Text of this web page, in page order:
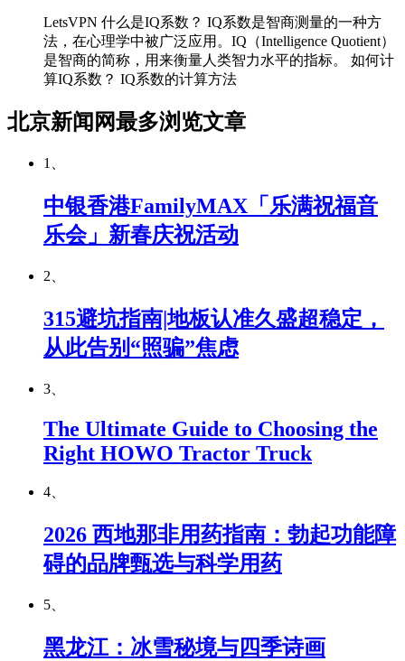
LetsVPN 什么是IQ系数？ IQ系数是智商测量的一种方
法，在心理学中被广泛应用。IQ（Intelligence Quotient）
是智商的简称，用来衡量人类智力水平的指标。 如何计
算IQ系数？ IQ系数的计算方法
北京新闻网最多浏览文章
1、
中银香港FamilyMAX「乐满祝福音
乐会」新春庆祝活动
2、
315避坑指南|地板认准久盛超稳定，
从此告别“照骗”焦虑
3、
The Ultimate Guide to Choosing the
Right HOWO Tractor Truck
4、
2026 西地那非用药指南：勃起功能障
碍的品牌甄选与科学用药
5、
黑龙江：冰雪秘境与四季诗画